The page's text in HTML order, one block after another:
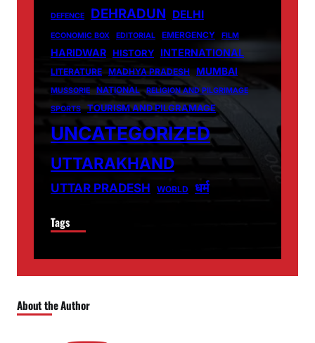
DEFENCE DEHRADUN DELHI
ECONOMIC BOX EDITORIAL EMERGENCY FILM
HARIDWAR HISTORY INTERNATIONAL
LITERATURE MADHYA PRADESH MUMBAI
MUSSORIE NATIONAL
RELIGION AND PILGRIMAGE
SPORTS
TOURISM AND PILGRAMAGE
UNCATEGORIZED
UTTARAKHAND
UTTAR PRADESH WORLD धर्म
Tags
About the Author